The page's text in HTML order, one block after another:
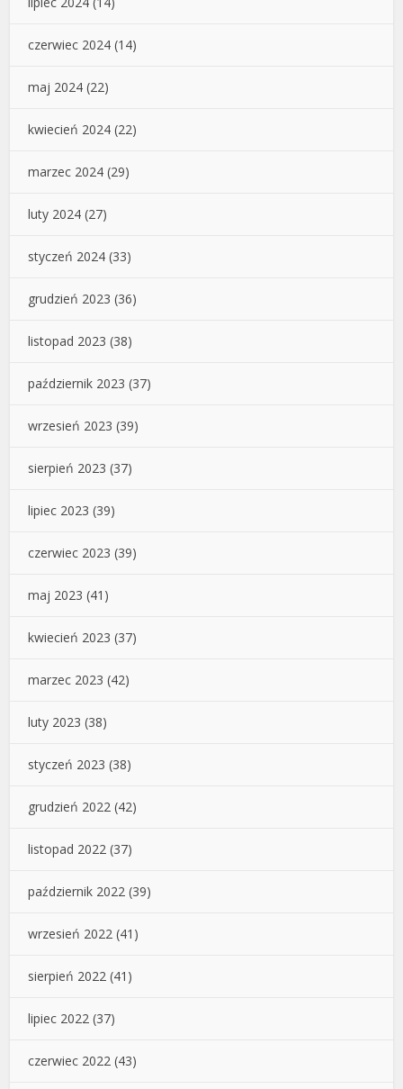
czerwiec 2024 (14)
maj 2024 (22)
kwiecień 2024 (22)
marzec 2024 (29)
luty 2024 (27)
styczeń 2024 (33)
grudzień 2023 (36)
listopad 2023 (38)
październik 2023 (37)
wrzesień 2023 (39)
sierpień 2023 (37)
lipiec 2023 (39)
czerwiec 2023 (39)
maj 2023 (41)
kwiecień 2023 (37)
marzec 2023 (42)
luty 2023 (38)
styczeń 2023 (38)
grudzień 2022 (42)
listopad 2022 (37)
październik 2022 (39)
wrzesień 2022 (41)
sierpień 2022 (41)
lipiec 2022 (37)
czerwiec 2022 (43)